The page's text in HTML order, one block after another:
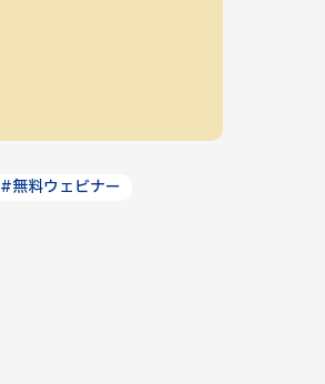
#無料ウェビナー